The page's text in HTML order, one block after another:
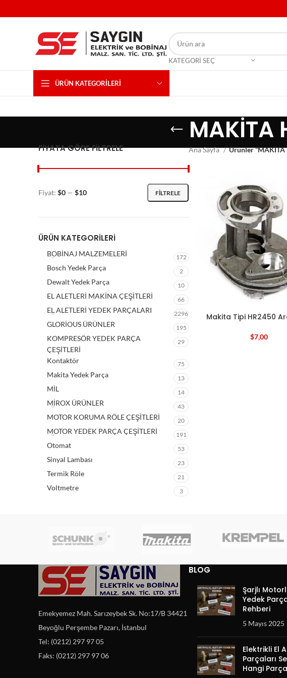
KATEGORI SEÇ
ÜRÜN KATEGORILERI
MAKİTA
FIYATA GÖRE FILTRELE
FILTRELE
Fiyat: $0 — $10
ÜRÜN KATEGORILERI
BOBİNAJ MALZEMELERİ 172
Bosch Yedek Parça 2
Dewalt Yedek Parça 10
EL ALETLERİ MAKİNA ÇEŞİTLERİ 66
EL ALETLERİ YEDEK PARÇALARI 2296
GLORİOUS ÜRÜNLER 195
KOMPRESÖR YEDEK PARÇA
ÇEŞİTLERİ
29
Kontaktör 75
Makita Yedek Parça 13
MİL 14
MİROX ÜRÜNLER 43
MOTOR KORUMA RÖLE ÇEŞİTLERİ 20
MOTOR YEDEK PARÇA ÇEŞİTLERİ 191
Otomat 53
Sinyal Lambası 23
Termik Röle 21
Voltmetre 3
Ana Sayfa Ürünler
Makita Tipi HR2450
$7,00
Emekyemez Mah. Sarızeybek Sk. No:17/B 34421
Beyoğlu Perşembe Pazarı, İstanbul
Tel: (0212) 297 97 05
Faks: (0212) 297 97 06
BLOG
Şarjlı
Yedek
Rehberi
5 Mayıs 2025
Elektrikli El
Parçaları
Hangi